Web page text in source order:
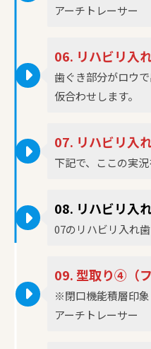
アーチトレーサー
06. リハビリ入
歯ぐき部分がロウ
仮合わせします。
07. リハビリ入
下記で、ここの実況
08. リハビリ入
07のリハビリ入れ
09. 型取り④（
※閉口機能積層印
アーチトレーサー